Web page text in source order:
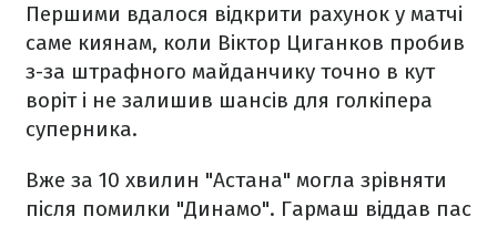
Першими вдалося відкрити рахунок у матчі
саме киянам, коли Віктор Циганков пробив
з-за штрафного майданчику точно в кут
воріт і не залишив шансів для голкіпера
суперника.
Вже за 10 хвилин "Астана" могла зрівняти
після помилки "Динамо". Гармаш віддав пас